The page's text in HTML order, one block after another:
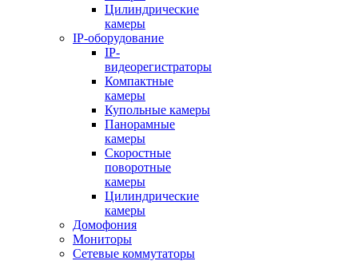
Цилиндрические
камеры
IP-оборудование
IP-
видеорегистраторы
Компактные
камеры
Купольные камеры
Панорамные
камеры
Скоростные
поворотные
камеры
Цилиндрические
камеры
Домофония
Мониторы
Сетевые коммутаторы